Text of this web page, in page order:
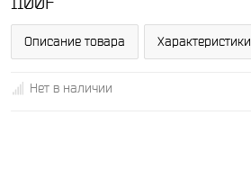
Описание товара Характеристики
Нет в наличии